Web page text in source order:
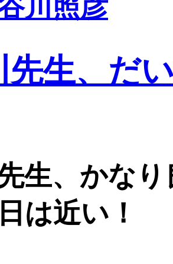
川照彦
先生、だ
生、かな
は近い！